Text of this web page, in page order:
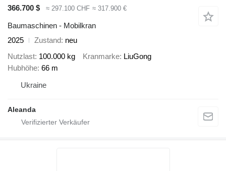
366.700 $
≈ 297.100 CHF ≈ 317.900 €
Baumaschinen - Mobilkran
2025
Zustand neu
Nutzlast 100.000 kg Kranmarke LiuGong
Hubhöhe 66 m
Ukraine
Aleanda